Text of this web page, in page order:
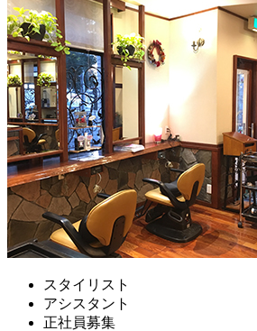
スタイリスト
アシスタント
正社員募集